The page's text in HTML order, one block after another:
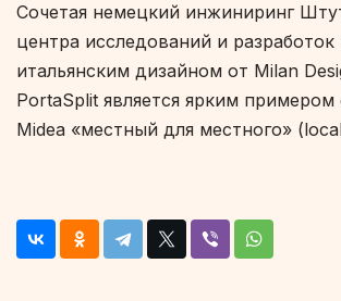
Сочетая немецкий инжиниринг
центра исследований и разработок
итальянским дизайном от Milan
PortaSplit является ярким примером
Midea «местный для местного»